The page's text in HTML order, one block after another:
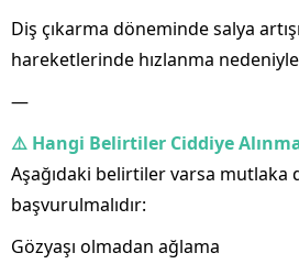
Diş çıkarma döneminde salya
hareketlerinde hızlanma
—
⚠️ Hangi Belirtiler Ciddiye
Aşağıdaki belirtiler varsa mutlaka
başvurulmalıdır:
Gözyaşı olmadan ağlama